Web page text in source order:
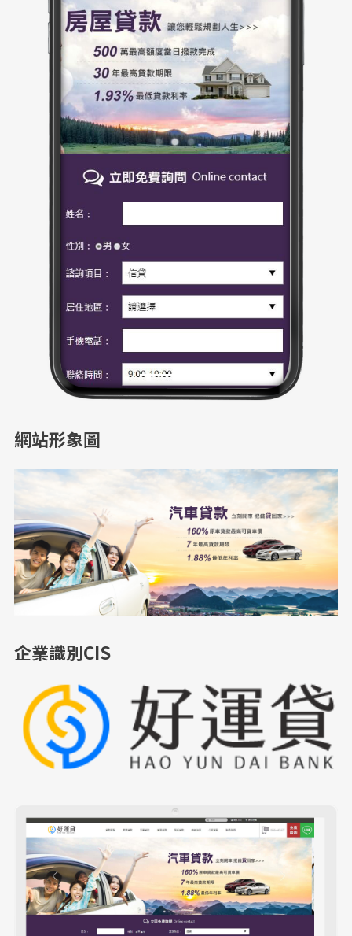
網站形象圖
企業識別CIS